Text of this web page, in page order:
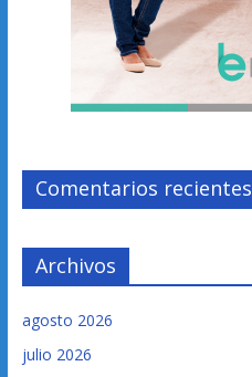
Comentarios recientes
Archivos
agosto 2026
julio 2026